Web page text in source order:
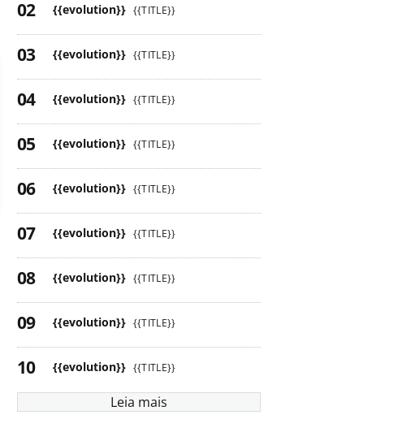
{{evolution}} {{TITLE}}
{{evolution}} {{TITLE}}
{{evolution}} {{TITLE}}
{{evolution}} {{TITLE}}
{{evolution}} {{TITLE}}
{{evolution}} {{TITLE}}
{{evolution}} {{TITLE}}
{{evolution}} {{TITLE}}
{{evolution}} {{TITLE}}
Leia mais